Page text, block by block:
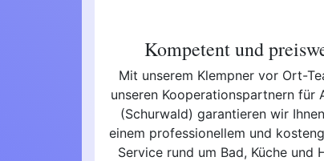
Kompetent und
Mit unserem Klempner vor Ort-
unseren Kooperationspartnern für
(Schurwald) garantieren wir
einem professionellem und
Service rund um Bad, Küche und